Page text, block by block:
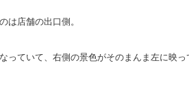
は店舗の出口側。
っていて、右側の景色がそのまんま左に映